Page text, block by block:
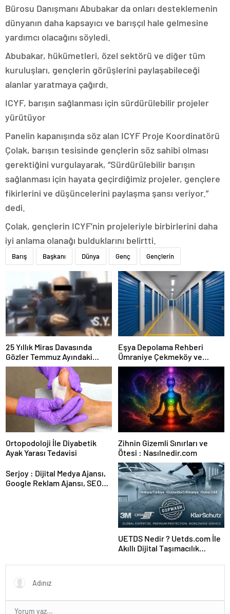
Bürosu Danışmanı Abubakar da onları desteklemenin
dünyanın daha kapsayıcı ve barışçıl hale gelmesine
yardımcı olacağını söyledi.
Abubakar, hükümetleri, özel sektörü ve diğer tüm
kuruluşları, gençlerin görüşlerini paylaşabileceği
alanlar yaratmaya çağırdı.
ICYF, barışın sağlanması için sürdürülebilir projeler
yürütüyor
Panelin kapanışında söz alan ICYF Proje Koordinatörü
Çolak, barışın tesisinde gençlerin söz sahibi olması
gerektiğini vurgulayarak, “Sürdürülebilir barışın
sağlanması için hayata geçirdiğimiz projeler, gençlere
fikirlerini ve düşüncelerini paylaşma şansı veriyor.”
dedi.
Çolak, gençlerin ICYF’nin projeleriyle birbirlerini daha
iyi anlama olanağı bulduklarını belirtti.
Barış Başkanı Dünya Genç Gençlerin
25 Yıllık Miras Davasında
Gözler Temmuz Ayındaki
Karar Duruşmasına Çevrildi
Eşya Depolama Rehberi
Ümraniye Çekmeköy ve
Kadıköy
Ortopodoloji İle Diyabetik
Ayak Yarası Tedavisi
Zihnin Gizemli Sınırları ve
Ötesi : Nasılnedir.com
Serjoy : Dijital Medya Ajansı,
Google Reklam Ajansı, SEO
UETDS Nedir ? Uetds.com İle
Akıllı Dijital Taşımacılık